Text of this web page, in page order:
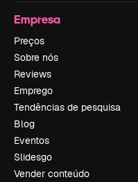
Empresa
Preços
Sobre nós
Reviews
Emprego
Tendências de pesquisa
Blog
Eventos
Slidesgo
Vender conteúdo